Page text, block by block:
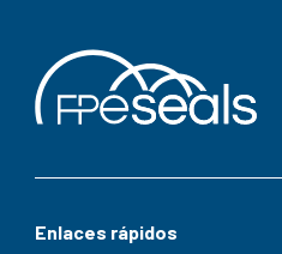
Enlaces rápidos